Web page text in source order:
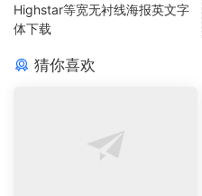
Highstar等宽无衬线海报英文字
体下载
猜你喜欢